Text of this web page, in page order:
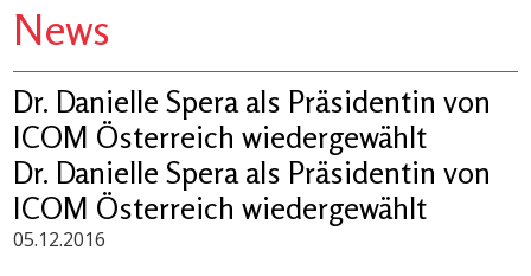
News
Dr. Danielle Spera als Präsidentin von
ICOM Österreich wiedergewählt
Dr. Danielle Spera als Präsidentin von
ICOM Österreich wiedergewählt
05.12.2016